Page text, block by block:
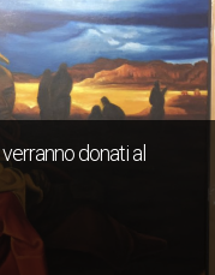
donati al